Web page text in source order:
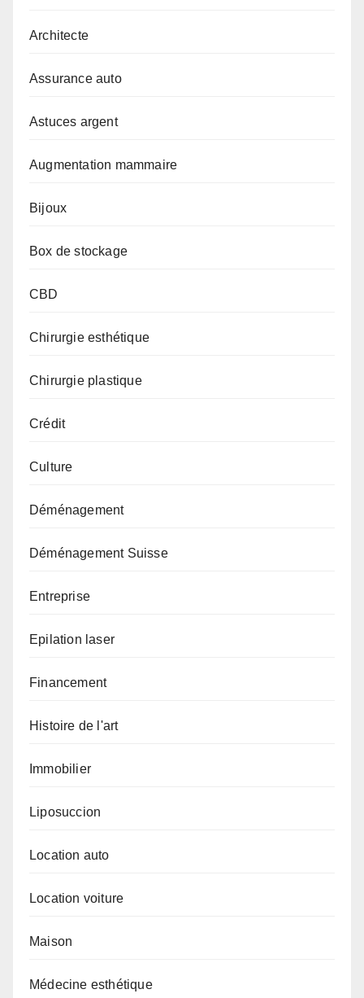
Architecte
Assurance auto
Astuces argent
Augmentation mammaire
Bijoux
Box de stockage
CBD
Chirurgie esthétique
Chirurgie plastique
Crédit
Culture
Déménagement
Déménagement Suisse
Entreprise
Epilation laser
Financement
Histoire de l'art
Immobilier
Liposuccion
Location auto
Location voiture
Maison
Médecine esthétique